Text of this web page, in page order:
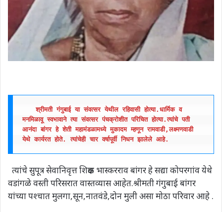
श्रीमती गंगुबाई या संवत्सर येथील रहिवासी होत्या.धार्मिक व
मनमिळावू स्वभावाने त्या संवत्सर पंचक्रोशीत परिचित होत्या.त्यांचे पती
आनंदा बांगर हे शेती महामंडळामध्ये मुकादम म्हणून रामवाडी,लक्ष्मणवाडी
येथे कार्यरत होते. त्यांचेही चार वर्षापूर्वी निधन झालेले आहे.
त्यांचे सुपूत्र सेवानिवृत्त शिक्षक भास्करराव बांगर हे सद्या कोपरगांव येथे
वडांगळे वस्ती परिसरात वास्तव्यास आहेत.श्रीमती गंगुबाई बांगर
यांच्या पश्चात मुलगा,सून,नातवंडे,दोन मुली असा मोठा परिवार आहे .